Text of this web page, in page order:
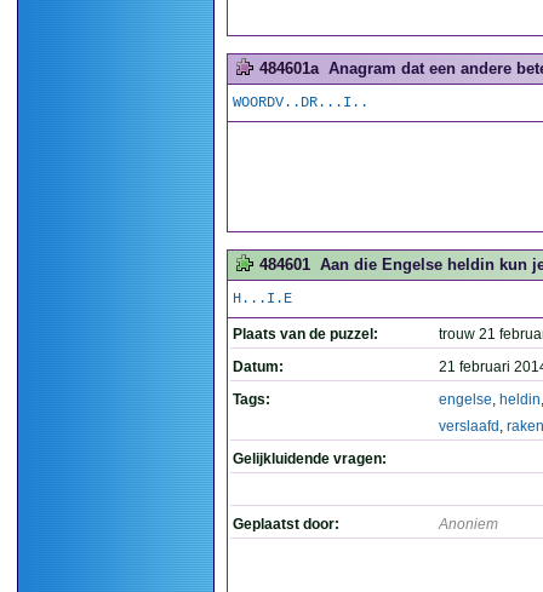
484601a Anagram dat een andere
WOORDV..DR...I..
484601 Aan die Engelse heldin kun
H...I.E
Plaats van de puzzel:
trouw 21
Datum:
21 februari
Tags:
engelse, heldin
verslaafd , raken
Gelijkluidende vragen:
Geplaatst door: Anoniem